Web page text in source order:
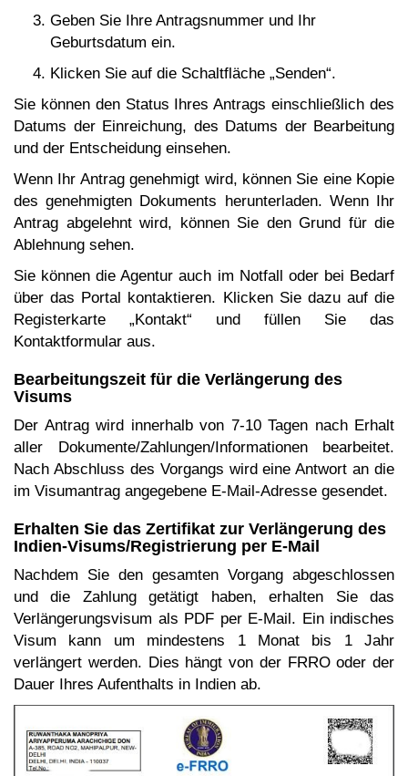
Geben Sie Ihre Antragsnummer und Ihr
Geburtsdatum ein.
Klicken Sie auf die Schaltfläche „Senden“.
Sie können den Status Ihres Antrags einschließlich des
Datums der Einreichung, des Datums der Bearbeitung
und der Entscheidung einsehen.
Wenn Ihr Antrag genehmigt wird, können Sie eine Kopie
des genehmigten Dokuments herunterladen. Wenn Ihr
Antrag abgelehnt wird, können Sie den Grund für die
Ablehnung sehen.
Sie können die Agentur auch im Notfall oder bei Bedarf
über das Portal kontaktieren. Klicken Sie dazu auf die
Registerkarte „Kontakt“ und füllen Sie das
Kontaktformular aus.
Bearbeitungszeit für die Verlängerung des
Visums
Der Antrag wird innerhalb von 7-10 Tagen nach Erhalt
aller Dokumente/Zahlungen/Informationen bearbeitet.
Nach Abschluss des Vorgangs wird eine Antwort an die
im Visumantrag angegebene E-Mail-Adresse gesendet.
Erhalten Sie das Zertifikat zur Verlängerung des
Indien-Visums/Registrierung per E-Mail
Nachdem Sie den gesamten Vorgang abgeschlossen
und die Zahlung getätigt haben, erhalten Sie das
Verlängerungsvisum als PDF per E-Mail. Ein indisches
Visum kann um mindestens 1 Monat bis 1 Jahr
verlängert werden. Dies hängt von der FRRO oder der
Dauer Ihres Aufenthalts in Indien ab.